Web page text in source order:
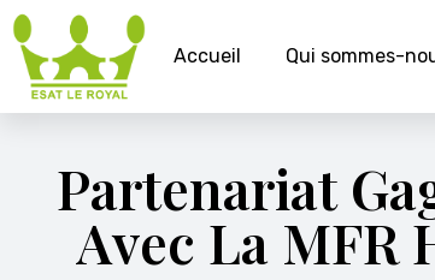
Accueil Qui sommes-
Partenariat
Avec La MFR